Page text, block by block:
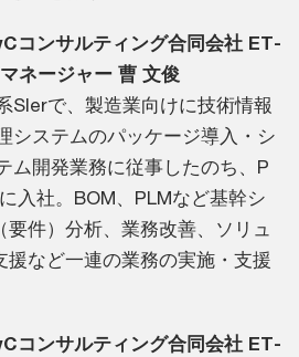
コンサルティング合同会社 ET-
ネージャー 曹 文俊
SIerで、製造業向けに技術情報
システムのパッケージ導入・シ
ム開発業務に従事したのち、P
入社。BOM、PLMなど基幹シ
要件）分析、業務改善、ソリュ
援など一連の業務の実施・支援
コンサルティング合同会社 ET-